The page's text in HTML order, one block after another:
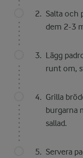
Salta och
dem 2-3
Lägg
runt om,
Grilla
burgarna
sallad.
Servera